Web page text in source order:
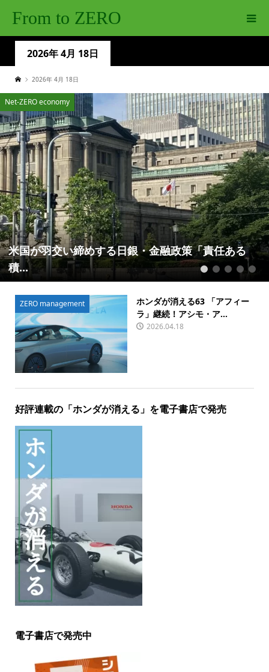
From to ZERO
2026年 4月 18日
2026年 4月 18日
Net-ZERO economy
米国が羽交い締めする日銀・金融政策「責任ある
積...
1 2 3 4 5
ZERO management
ホンダが消える63 「アフィー
ラ」継続！アシモ・ア...
2026.04.18
好評連載の「ホンダが消える」を電子書店で発売
電子書店で発売中